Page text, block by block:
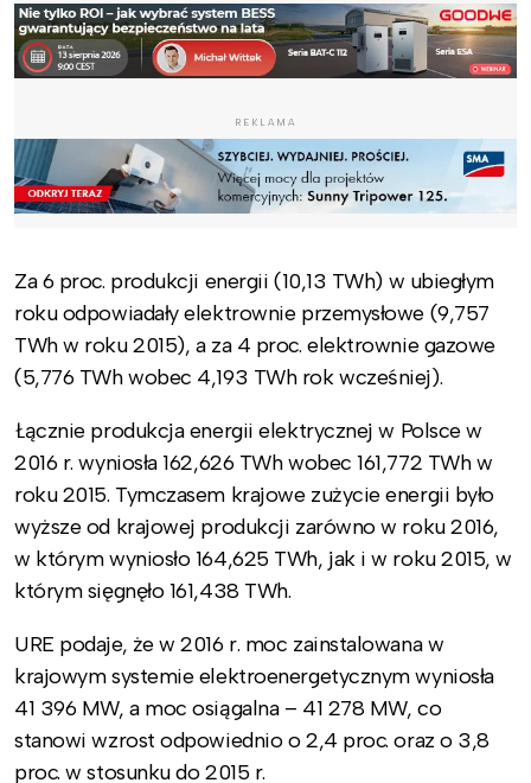
REKLAMA
Za 6 proc. produkcji energii (10,13 TWh) w ubiegłym
roku odpowiadały elektrownie przemysłowe (9,757
TWh w roku 2015), a za 4 proc. elektrownie gazowe
(5,776 TWh wobec 4,193 TWh rok wcześniej).
Łącznie produkcja energii elektrycznej w Polsce w
2016 r. wyniosła 162,626 TWh wobec 161,772 TWh w
roku 2015. Tymczasem krajowe zużycie energii było
wyższe od krajowej produkcji zarówno w roku 2016,
w którym wyniosło 164,625 TWh, jak i w roku 2015, w
którym sięgnęło 161,438 TWh.
URE podaje, że w 2016 r. moc zainstalowana w
krajowym systemie elektroenergetycznym wyniosła
41 396 MW, a moc osiągalna – 41 278 MW, co
stanowi wzrost odpowiednio o 2,4 proc. oraz o 3,8
proc. w stosunku do 2015 r.